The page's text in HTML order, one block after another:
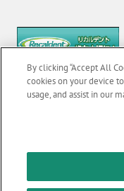
o
© 2026 GC Corp. | 無断転載
個人情報保護方針| クッキ
By clicking “Accept All
cookies on your device
usage, and assist in our